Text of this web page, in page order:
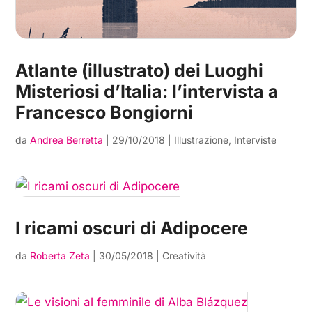
Atlante (illustrato) dei Luoghi
Misteriosi d’Italia: l’intervista a
Francesco Bongiorni
daAndrea Berretta 29/10/2018 Illustrazione, Interviste
I ricami oscuri di Adipocere
da Roberta Zeta 30/05/2018 Creatività